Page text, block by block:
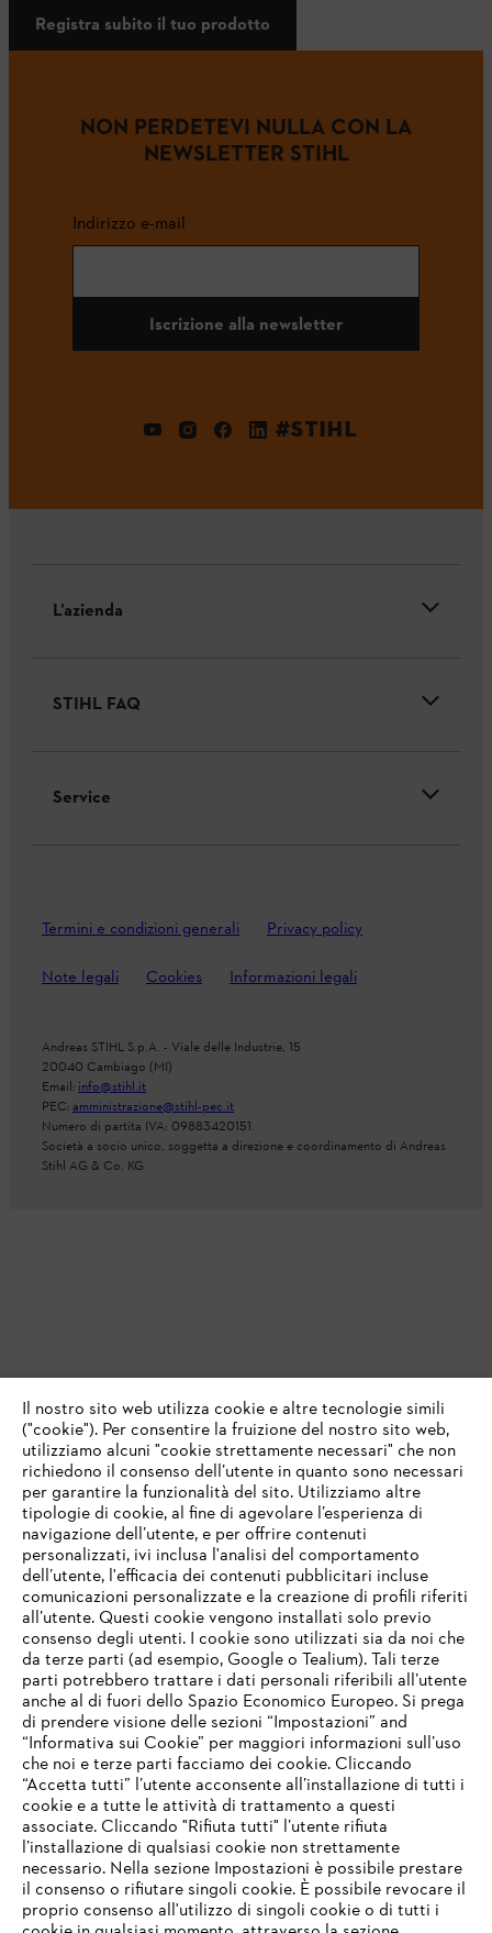
Registra subito il tuo prodotto
NON PERDETEVI NULLA CON LA
NEWSLETTER STIHL
Indirizzo e-mail
Iscrizione alla newsletter
#STIHL
L’azienda
STIHL FAQ
Service
Termini e condizioni generali Privacy policy
Note legali Cookies Informazioni legali
Andreas STIHL S.p.A. - Viale delle Industrie, 15
20040 Cambiago (MI)
Email: info@stihl.it
PEC:amministrazione@stihl-pec.it
Numero di partita IVA: 09883420151.
Società a socio unico, soggetta a direzione e coordinamento di Andreas
Stihl AG & Co. KG
IHR BROWSER WIRD NICHT
UNTERSTÜTZT
Sie nutzen einen Browser, den wir noch nicht unterstützen. Für
eine optimale Nutzung unserer Seite empfehlen wir Ihnen, zu
einem der folgenden Browser zu wechseln:
Il nostro sito web utilizza cookie e altre tecnologie simili
("cookie"). Per consentire la fruizione del nostro sito web,
utilizziamo alcuni "cookie strettamente necessari" che non
richiedono il consenso dell’utente in quanto sono necessari
per garantire la funzionalità del sito. Utilizziamo altre
tipologie di cookie, al fine di agevolare l’esperienza di
navigazione dell’utente, e per offrire contenuti
personalizzati, ivi inclusa l'analisi del comportamento
dell’utente, l'efficacia dei contenuti pubblicitari incluse
comunicazioni personalizzate e la creazione di profili riferiti
all’utente. Questi cookie vengono installati solo previo
consenso degli utenti. I cookie sono utilizzati sia da noi che
da terze parti (ad esempio, Google o Tealium). Tali terze
parti potrebbero trattare i dati personali riferibili all’utente
anche al di fuori dello Spazio Economico Europeo. Si prega
di prendere visione delle sezioni “Impostazioni” and
“Informativa sui Cookie” per maggiori informazioni sull’uso
che noi e terze parti facciamo dei cookie. Cliccando
“Accetta tutti” l’utente acconsente all’installazione di tutti i
cookie e a tutte le attività di trattamento a questi
associate. Cliccando "Rifiuta tutti" l’utente rifiuta
l’installazione di qualsiasi cookie non strettamente
necessario. Nella sezione Impostazioni è possibile prestare
il consenso o rifiutare singoli cookie. È possibile revocare il
proprio consenso all'utilizzo di singoli cookie o di tutti i